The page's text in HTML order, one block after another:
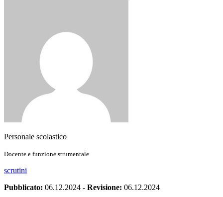
Personale scolastico
Docente e funzione strumentale
scrutini
Pubblicato: 06.12.2024 - Revisione: 06.12.2024